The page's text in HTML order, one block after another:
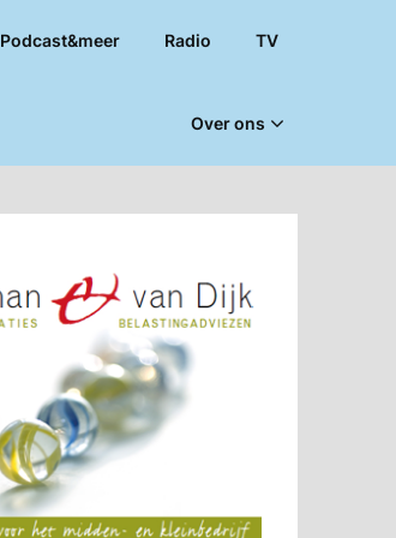
Podcast&meer Radio TV
Over ons